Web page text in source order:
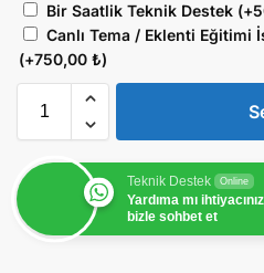
Bir Saatlik Teknik Destek (+
Canlı Tema / Eklenti Eğitimi
(+750,00 ₺)
Teknik Destek Online
Yardıma mı
bizle sohbet et